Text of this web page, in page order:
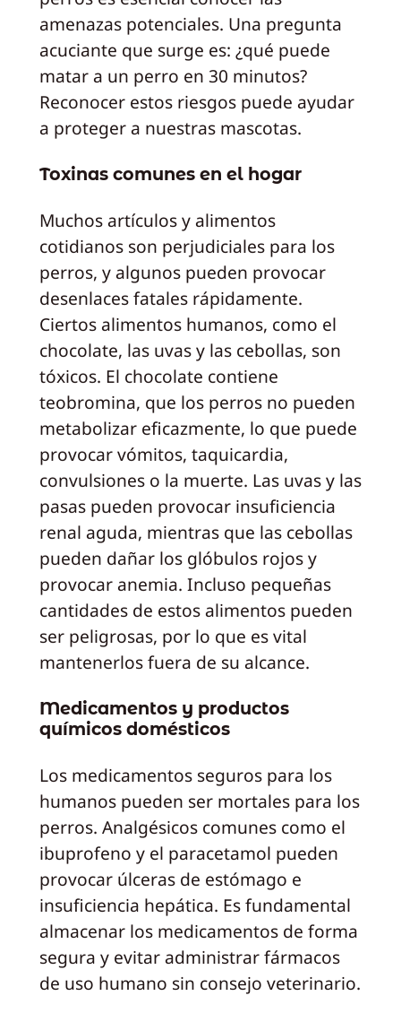
amenazas potenciales. Una pregunta
acuciante que surge es: ¿qué puede
matar a un perro en 30 minutos?
Reconocer estos riesgos puede ayudar
a proteger a nuestras mascotas.
Toxinas comunes en el hogar
Muchos artículos y alimentos
cotidianos son perjudiciales para los
perros, y algunos pueden provocar
desenlaces fatales rápidamente.
Ciertos alimentos humanos, como el
chocolate, las uvas y las cebollas, son
tóxicos. El chocolate contiene
teobromina, que los perros no pueden
metabolizar eficazmente, lo que puede
provocar vómitos, taquicardia,
convulsiones o la muerte. Las uvas y las
pasas pueden provocar insuficiencia
renal aguda, mientras que las cebollas
pueden dañar los glóbulos rojos y
provocar anemia. Incluso pequeñas
cantidades de estos alimentos pueden
ser peligrosas, por lo que es vital
mantenerlos fuera de su alcance.
Medicamentos y productos
químicos domésticos
Los medicamentos seguros para los
humanos pueden ser mortales para los
perros. Analgésicos comunes como el
ibuprofeno y el paracetamol pueden
provocar úlceras de estómago e
insuficiencia hepática. Es fundamental
almacenar los medicamentos de forma
segura y evitar administrar fármacos
de uso humano sin consejo veterinario.